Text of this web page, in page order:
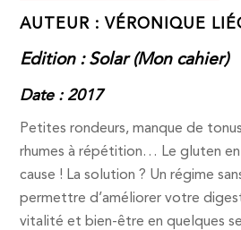
AUTEUR : VÉRONIQUE
Edition : Solar (Mon cahier)
Date : 2017
Petites rondeurs, manque de
rhumes à répétition… Le gluten
cause ! La solution ? Un régime
permettre d’améliorer votre
vitalité et bien-être en quelques